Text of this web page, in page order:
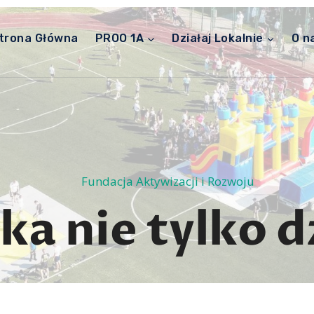
Główna PROO 1A Działaj Lokalnie O
Fundacja Aktywizacji i Rozwoju
nie tylko